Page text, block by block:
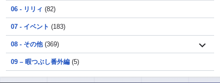
06 - リリィ (82)
07 - イベント (183)
08 - その他(369)
09 – 暇つぶし番外編 (5)